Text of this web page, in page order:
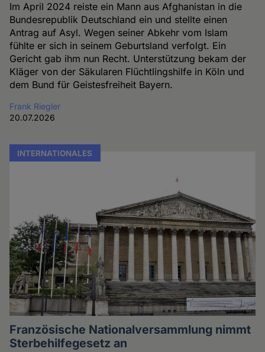
Im April 2024 reiste ein Mann aus Afghanistan in die
Bundesrepublik Deutschland ein und stellte einen
Antrag auf Asyl. Wegen seiner Abkehr vom Islam
fühlte er sich in seinem Geburtsland verfolgt. Ein
Gericht gab ihm nun Recht. Unterstützung bekam der
Kläger von der Säkularen Flüchtlingshilfe in Köln und
dem Bund für Geistesfreiheit Bayern.
Frank Riegler
20.07.2026
INTERNATIONALES
Französische Nationalversammlung nimmt
Sterbehilfegesetz an